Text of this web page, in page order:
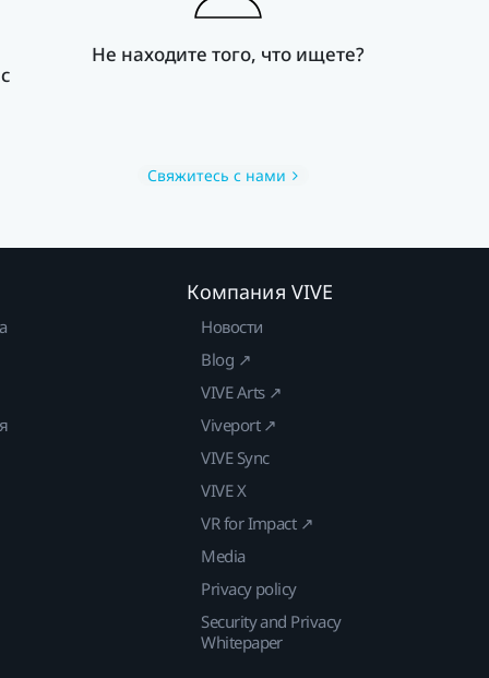
Не находите того, что ищете?
Свяжитесь с нами
Компания VIVE
Новости
Blog ↗
VIVE Arts ↗
Viveport ↗
VIVE Sync
VIVE X
VR for Impact ↗
Media
Privacy policy
Security and Privacy
Whitepaper